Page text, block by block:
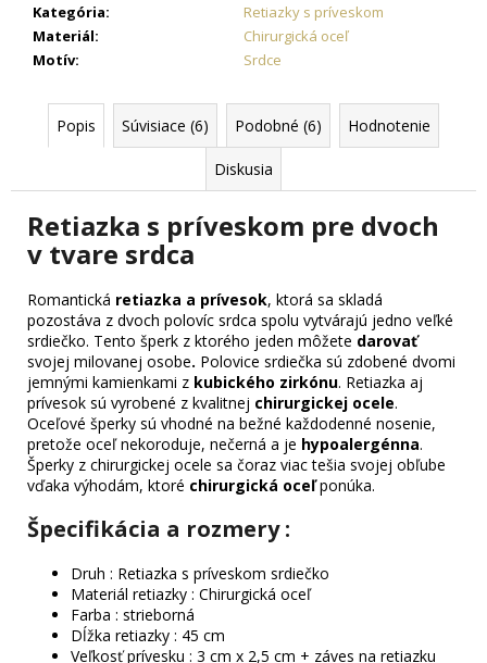
Kategória:
Retiazky s príveskom
Materiál:
Chirurgická oceľ
Motív: Srdce
Popis Súvisiace (6) Podobné (6) Hodnotenie
Diskusia
Retiazka s príveskom pre dvoch
v tvare srdca
Romantická retiazka a prívesok, ktorá sa skladá
pozostáva z dvoch polovíc srdca spolu vytvárajú jedno veľké
srdiečko. Tento šperk z ktorého jeden môžete darovať
svojej milovanej osobe. Polovice srdiečka sú zdobené dvomi
jemnými kamienkami z kubického zirkónu. Retiazka aj
prívesok sú vyrobené z kvalitnej chirurgickej ocele.
Oceľové šperky sú vhodné na bežné každodenné nosenie,
pretože oceľ nekoroduje, nečerná a je hypoalergénna.
Šperky z chirurgickej ocele sa čoraz viac tešia svojej obľube
vďaka výhodám, ktoré chirurgická oceľponúka.
Špecifikácia a rozmery :
Druh : Retiazka s príveskom srdiečko
Materiál retiazky : Chirurgická oceľ
Farba : strieborná
Dĺžka retiazky : 45 cm
Veľkosť prívesku : 3 cm x 2,5 cm + záves na retiazku
DARČEKOVÁ
KRABIČKA
ZADARMO